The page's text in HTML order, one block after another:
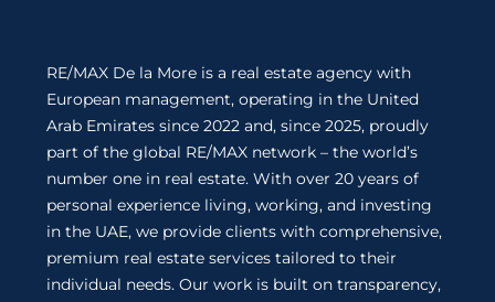
RE/MAX De la More is a real estate agency with
European management, operating in the United
Arab Emirates since 2022 and, since 2025, proudly
part of the global RE/MAX network – the world’s
number one in real estate. With over 20 years of
personal experience living, working, and investing
in the UAE, we provide clients with comprehensive,
premium real estate services tailored to their
individual needs. Our work is built on transparency,